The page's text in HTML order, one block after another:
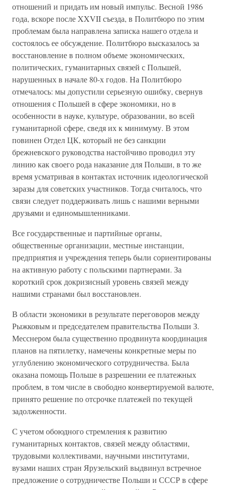
отношений и придать им новый импульс. Весной 1986
года, вскоре после XXVII съезда, в Политбюро по этим
проблемам была направлена записка нашего отдела и
состоялось ее обсуждение. Политбюро высказалось за
восстановление в полном объеме экономических,
политических, гуманитарных связей с Польшей,
нарушенных в начале 80-х годов. На Политбюро
отмечалось: мы допустили серьезную ошибку, свернув
отношения с Польшей в сфере экономики, но в
особенности в науке, культуре, образовании, во всей
гуманитарной сфере, сведя их к минимуму. В этом
повинен Отдел ЦК, который не без санкции
брежневского руководства настойчиво проводил эту
линию как своего рода наказание для Польши, в то же
время усматривая в контактах источник идеологической
заразы для советских участников. Тогда считалось, что
связи следует поддерживать лишь с нашими верными
друзьями и единомышленниками.
Все государственные и партийные органы,
общественные организации, местные инстанции,
предприятия и учреждения теперь были сориентированы
на активную работу с польскими партнерами. За
короткий срок докризисный уровень связей между
нашими странами был восстановлен.
В области экономики в результате переговоров между
Рыжковым и председателем правительства Польши З.
Месснером была существенно продвинута координация
планов на пятилетку, намечены конкретные меры по
углублению экономического сотрудничества. Была
оказана помощь Польше в разрешении ее платежных
проблем, в том числе в свободно конвертируемой валюте,
принято решение по отсрочке платежей по текущей
задолженности.
С учетом обоюдного стремления к развитию
гуманитарных контактов, связей между областями,
трудовыми коллективами, научными институтами,
вузами наших стран Ярузельский выдвинул встречное
предложение о сотрудничестве Польши и СССР в сфере